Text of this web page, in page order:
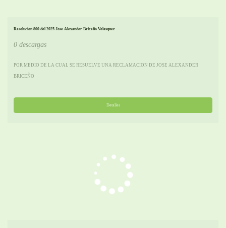
Resolucion 800 del 2025 Jose Alexander Briceño Velasquez
0 descargas
POR MEDIO DE LA CUAL SE RESUELVE UNA RECLAMACION DE JOSE ALEXANDER
BRICEÑO
Detalles